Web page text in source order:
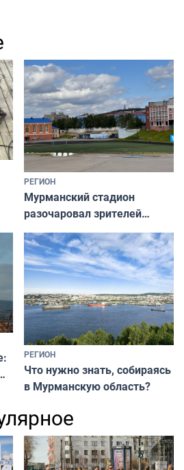
РЕГИОН
Мурманский стадион
разочаровал зрителей
матчей регионального
чемпионата
РЕГИОН
Что нужно знать, собираясь
в Мурманскую область?